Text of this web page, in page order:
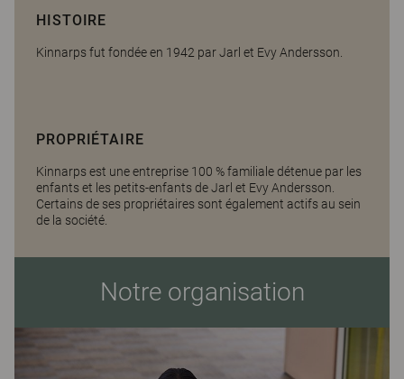
HISTOIRE
Kinnarps fut fondée en 1942 par Jarl et Evy Andersson.
PROPRIÉTAIRE
Kinnarps est une entreprise 100 % familiale détenue par les
enfants et les petits-enfants de Jarl et Evy Andersson.
Certains de ses propriétaires sont également actifs au sein
de la société.
Notre organisation